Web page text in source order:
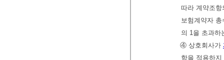
따라 계약조
보험계약자
의 1을 초과하
④ 상호회사가
항을 적용하